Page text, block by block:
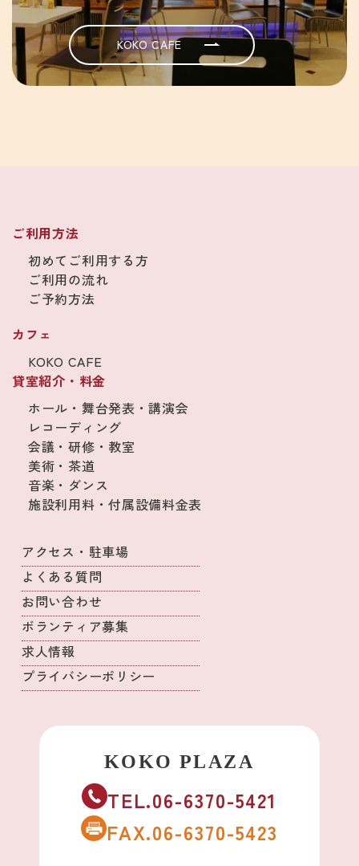
KOKO CAFE
ご利用方法
初めてご利用する方
ご利用の流れ
ご予約方法
カフェ
KOKO CAFE
貸室紹介・料金
ホール・舞台発表・講演会
レコーディング
会議・研修・教室
美術・茶道
音楽・ダンス
施設利用料・付属設備料金表
アクセス・駐車場
よくある質問
お問い合わせ
ボランティア募集
求人情報
プライバシーポリシー
TEL.06-6370-5421
FAX.06-6370-5423